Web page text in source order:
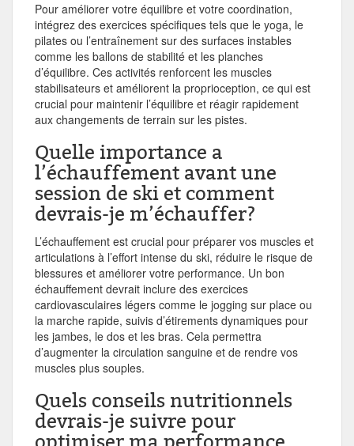
Pour améliorer votre équilibre et votre coordination,
intégrez des exercices spécifiques tels que le yoga, le
pilates ou l’entraînement sur des surfaces instables
comme les ballons de stabilité et les planches
d’équilibre. Ces activités renforcent les muscles
stabilisateurs et améliorent la proprioception, ce qui est
crucial pour maintenir l’équilibre et réagir rapidement
aux changements de terrain sur les pistes.
Quelle importance a
l’échauffement avant une
session de ski et comment
devrais-je m’échauffer?
L’échauffement est crucial pour préparer vos muscles et
articulations à l’effort intense du ski, réduire le risque de
blessures et améliorer votre performance. Un bon
échauffement devrait inclure des exercices
cardiovasculaires légers comme le jogging sur place ou
la marche rapide, suivis d’étirements dynamiques pour
les jambes, le dos et les bras. Cela permettra
d’augmenter la circulation sanguine et de rendre vos
muscles plus souples.
Quels conseils nutritionnels
devrais-je suivre pour